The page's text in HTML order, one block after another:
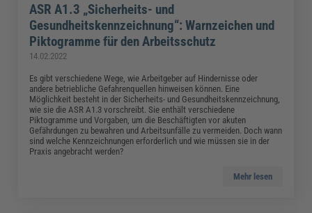
ASR A1.3 „Sicherheits- und
Gesundheitskennzeichnung“: Warnzeichen und
Piktogramme für den Arbeitsschutz
14.02.2022
Es gibt verschiedene Wege, wie Arbeitgeber auf Hindernisse oder
andere betriebliche Gefahrenquellen hinweisen können. Eine
Möglichkeit besteht in der Sicherheits- und Gesundheitskennzeichnung,
wie sie die ASR A1.3 vorschreibt. Sie enthält verschiedene
Piktogramme und Vorgaben, um die Beschäftigten vor akuten
Gefährdungen zu bewahren und Arbeitsunfälle zu vermeiden. Doch wann
sind welche Kennzeichnungen erforderlich und wie müssen sie in der
Praxis angebracht werden?
Mehr lesen